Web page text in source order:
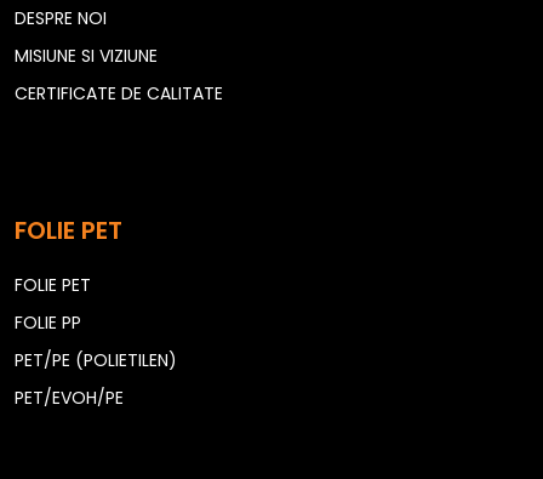
DESPRE NOI
MISIUNE SI VIZIUNE
CERTIFICATE DE CALITATE
FOLIE PET
FOLIE PET
FOLIE PP
PET/PE (POLIETILEN)
PET/EVOH/PE